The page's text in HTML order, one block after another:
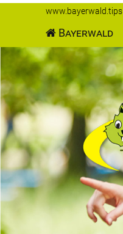
www.bayerwald.tips
Bayerwald